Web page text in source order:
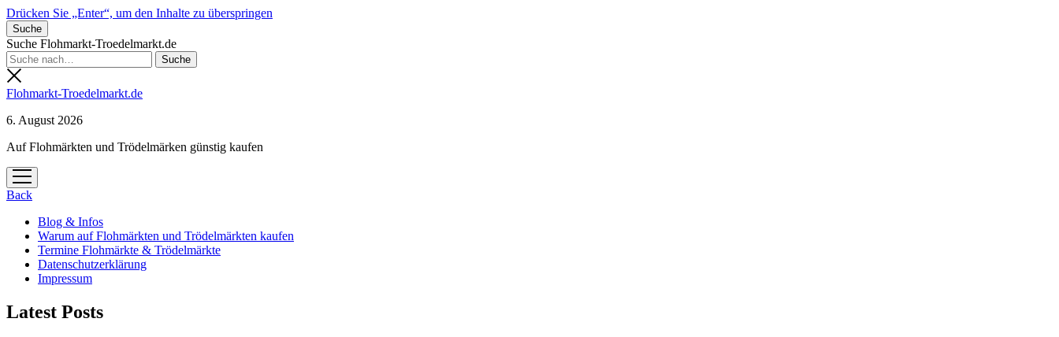
Drücken Sie „Enter“, um den Inhalte zu überspringen
Suche
Suche Flohmarkt-Troedelmarkt.de
Flohmarkt-Troedelmarkt.de
6. August 2026
Auf Flohmärkten und Trödelmärken günstig kaufen
Menü
öffnen
Back
Blog & Infos
Warum auf Flohmärkten und Trödelmärkten kaufen
Termine Flohmärkte & Trödelmärkte
Datenschutzerklärung
Impressum
Latest Posts